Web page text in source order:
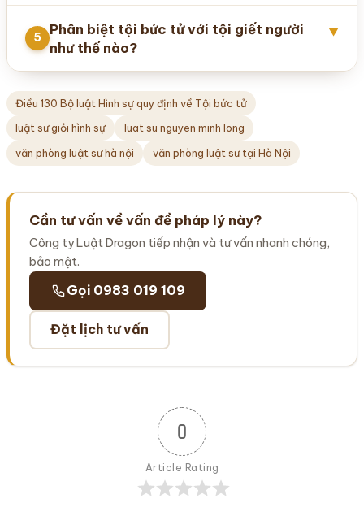
5
Phân biệt tội bức tử với tội giết người
như thế nào?
▼
Điều 130 Bộ luật Hình sự quy định về Tội bức tử
luật sư giỏi hình sự
luat su nguyen minh long
văn phòng luật sư hà nội
văn phòng luật sư tại Hà Nội
Cần tư vấn về vấn đề pháp lý này?
Công ty Luật Dragon tiếp nhận và tư vấn nhanh chóng,
bảo mật.
Gọi 0983 019 109
Đặt lịch tư vấn
0
Article Rating